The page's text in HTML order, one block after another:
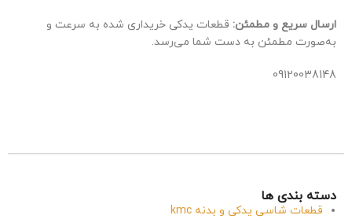
ارسال سریع و مطمئن: قطعات یدکی خریداری شده به سرعت و
به‌صورت مطمئن به دست شما می‌رسد.
09120038148
دسته بندی ها
قطعات شاسی یدکی و بدنه kmc